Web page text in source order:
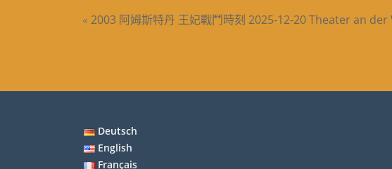
« 2003 阿姆斯特丹 王妃戰鬥時刻 2025-12-20 Theater an der
Deutsch
English
Français